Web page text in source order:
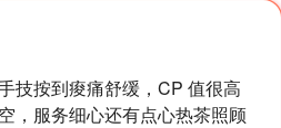
技按到痠痛舒缓，CP 值很高
，服务细心还有点心热茶照顾